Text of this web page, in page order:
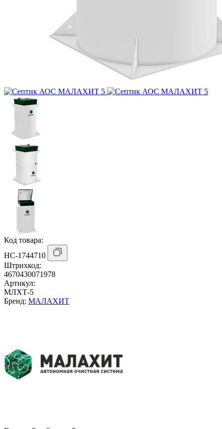
Код товара:
НС-1744710
Штрихкод:
4670430071978
Артикул:
МЛХТ-5
Бренд: МАЛАХИТ